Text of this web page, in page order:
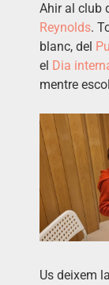
Ahir al club
Reynolds.
blanc, del
el Dia
mentre
Us deixem